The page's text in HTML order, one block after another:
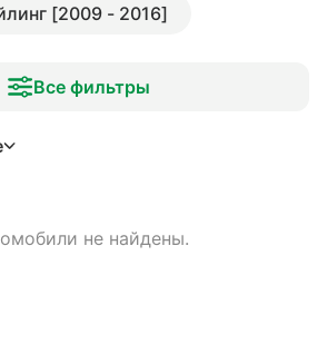
[2009 - 2016]
Все фильтры
не найдены.